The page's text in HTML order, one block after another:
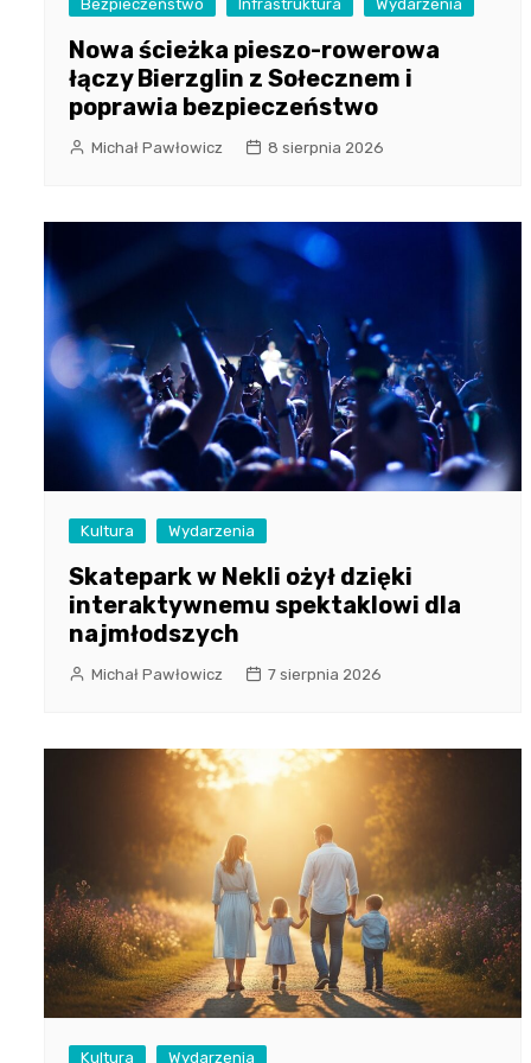
Bezpieczeństwo Infrastruktura Wydarzenia
Nowa ścieżka pieszo-rowerowa
łączy Bierzglin z Sołecznem i
poprawia bezpieczeństwo
Michał Pawłowicz 8 sierpnia 2026
Kultura Wydarzenia
Skatepark w Nekli ożył dzięki
interaktywnemu spektaklowi dla
najmłodszych
Michał Pawłowicz 7 sierpnia 2026
Kultura Wydarzenia